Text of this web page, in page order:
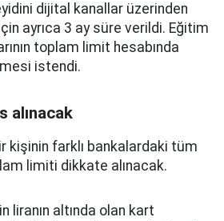
dijital kanallar üzerinden
ayrıca 3 ay süre verildi. Eğitim
toplam limit hesabında
istendi.
alınacak
kişinin farklı bankalardaki tüm
limiti dikkate alınacak.
liranın altında olan kart